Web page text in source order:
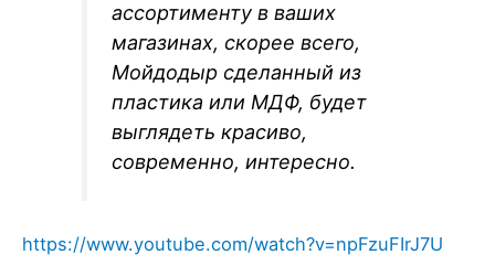
ассортименту в ваших
магазинах, скорее всего,
Мойдодыр сделанный из
пластика или МДФ, будет
выглядеть красиво,
современно, интересно.
https://www.youtube.com/watch?v=npFzuFIrJ7U